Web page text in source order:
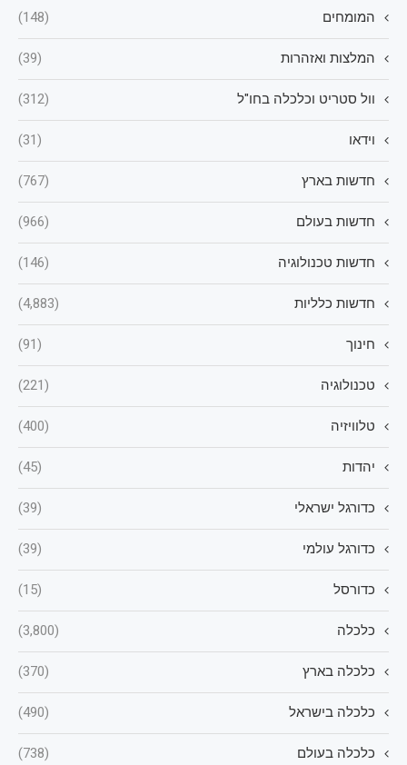
המומחים (148)
המלצות ואזהרות (39)
וול סטריט וכלכלה בחו"ל (312)
וידאו (31)
חדשות בארץ (767)
חדשות בעולם (966)
חדשות טכנולוגיה (146)
חדשות כלליות (4,883)
חינוך (91)
טכנולוגיה (221)
טלוויזיה (400)
יהדות (45)
כדורגל ישראלי (39)
כדורגל עולמי (39)
כדורסל (15)
כלכלה (3,800)
כלכלה בארץ (370)
כלכלה בישראל (490)
כלכלה בעולם (738)